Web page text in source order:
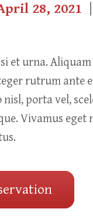
28, 2021
et urna.
rutrum ante
porta vel,
Vivamus eget